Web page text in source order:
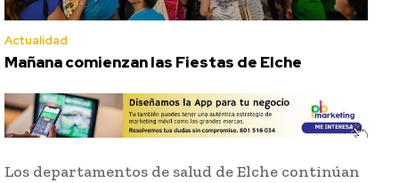
Actualidad
Mañana comienzan las Fiestas de Elche
Los departamentos de salud de Elche continúan